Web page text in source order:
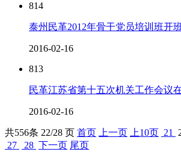
814
泰州民革2012年骨干党员培训班开
2016-02-16
813
民革江苏省第十五次机关工作会议
2016-02-16
共556条 22/28 页 首页 上一页 上10页 21
27
28 下一页 尾页